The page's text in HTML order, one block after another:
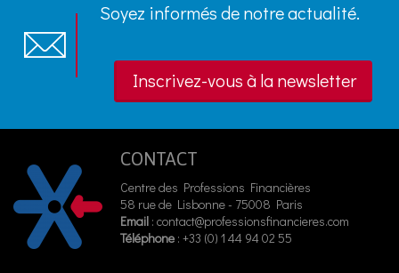
Soyez informés de notre actualité.
Inscrivez-vous à la newsletter
CONTACT
Centre des Professions Financières
58 rue de Lisbonne - 75008 Paris
Email : contact@professionsfinancieres.com
Téléphone : +33 (0) 1 44 94 02 55